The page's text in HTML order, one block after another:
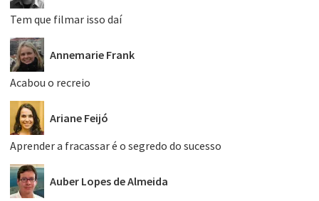
Tem que filmar isso daí
Annemarie Frank
Acabou o recreio
Ariane Feijó
Aprender a fracassar é o segredo do sucesso
Auber Lopes de Almeida